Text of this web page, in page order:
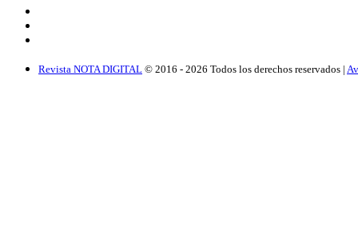
Revista NOTA DIGITAL © 2016 - 2026 Todos los derechos reservados |